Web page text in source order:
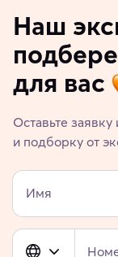
Наш
для вас
Оставьте
и подборку от
Имя